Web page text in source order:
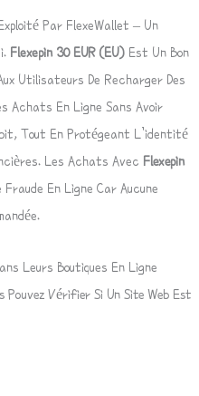
Par FlexeWallet – Un
Flexepin 30 EUR (EU) Est Un Bon
Utilisateurs De Recharger Des
Achats En Ligne Sans Avoir
Tout En Protégeant L’identité
Les Achats Avec Flexepin
En Ligne Car Aucune
Leurs Boutiques En Ligne
Pouvez Vérifier Si Un Site Web Est